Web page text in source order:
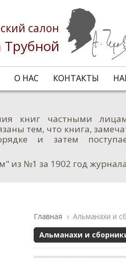
салон
Трубной
О НАС КОНТАКТЫ
книг частными
тем, что книга,
и затем
из №1 за 1902 год
Главная Альманахи и
Альманахи и